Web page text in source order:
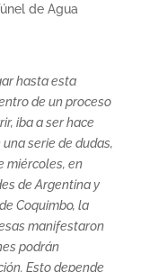
de Agua
hasta esta
de un proceso
iba a ser hace
serie de dudas,
miércoles, en
de Argentina y
Coquimbo, la
manifestaron
podrán
Esto depende